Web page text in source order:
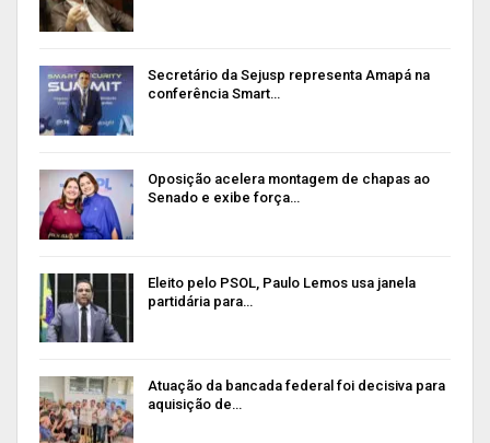
Secretário da Sejusp representa Amapá na
conferência Smart…
Oposição acelera montagem de chapas ao
Senado e exibe força…
Eleito pelo PSOL, Paulo Lemos usa janela
partidária para…
Atuação da bancada federal foi decisiva para
aquisição de…